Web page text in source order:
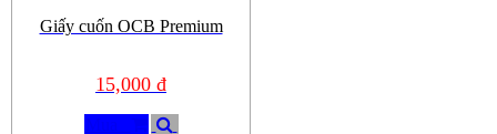
Giấy cuốn OCB Premium
15,000 đ